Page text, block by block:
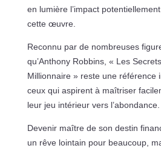
en lumière l’impact
cette œuvre.
Reconnu par de nombreuses
qu’Anthony Robbins, « Les
Millionnaire » reste une référence
ceux qui aspirent à maîtriser
leur jeu intérieur vers l’abondance.
Devenir maître de son destin
un rêve lointain pour beaucoup,